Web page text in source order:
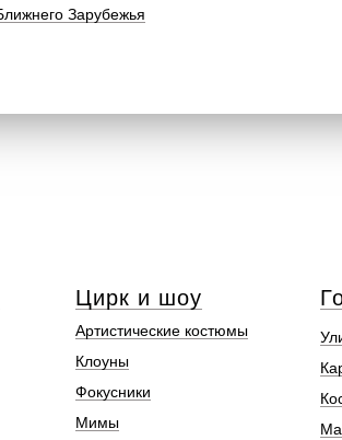
Зарубежья
Артистические костюмы
Клоуны
Фокусники
Мимы
Цирк и шоу